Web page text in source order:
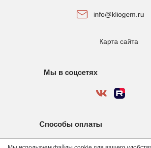
info@kliogem.ru
Карта сайта
Мы в соцсетях
Способы оплаты